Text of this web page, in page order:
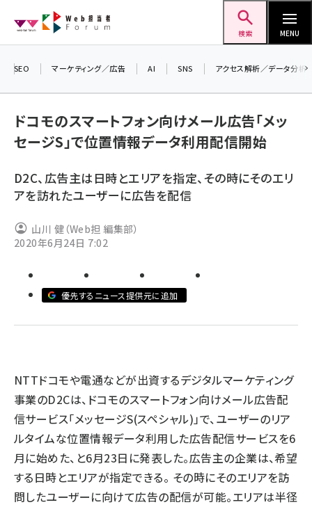
ン
検索 MENU
ai (2801)
note (2310)
z世代 (1620)
SEO マーケティング／広告 AI SNS アクセス解析／データ分析
ドコモのスマートフォン向けメール広告「メッ
セージS」で位置情報データ利用配信開始
D2C、広告主は日時とエリアを指定、その時にそのエリ
アを訪れたユーザーに広告を配信
山川 健（Web担 編集部）
2020年6月24日 7:02
優先するニュース提供元に追加
NTTドコモや電通などが出資するデジタルマーケティング
事業のD2Cは、ドコモのスマートフォン向けメール広告配
信サービス「メッセージS(スペシャル)」で、ユーザーのリア
ルタイムな位置情報データ利用した広告配信サービスを6
月に始めた、と6月23日に発表した。広告主の企業は、希望
する日時とエリアが指定できる。 その時にそのエリアを訪
問したユーザーに向けて広告の配信が可能。エリアは半径